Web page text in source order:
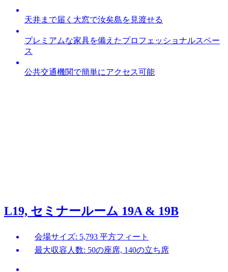
天井まで届く大窓で汝矣島を見渡せる
プレミアムな家具を備えたプロフェッショナルスペー
ス
公共交通機関で簡単にアクセス可能
L19, セミナールーム 19A & 19B
会場サイズ: 5,793 平方フィート
最大収容人数: 50の座席, 140の立ち席